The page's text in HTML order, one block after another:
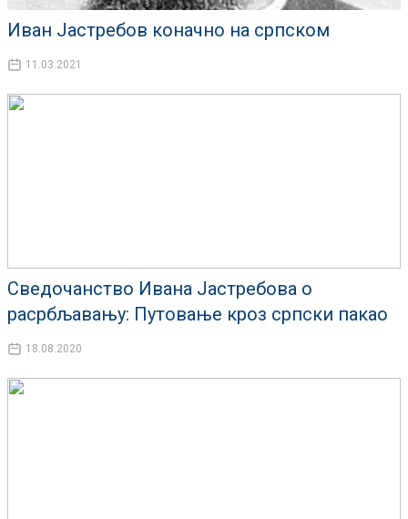
Иван Јастребов коначно на српском
11.03.2021
Сведочанство Ивана Јастребова о
расрбљавању: Путовање кроз српски пакао
18.08.2020